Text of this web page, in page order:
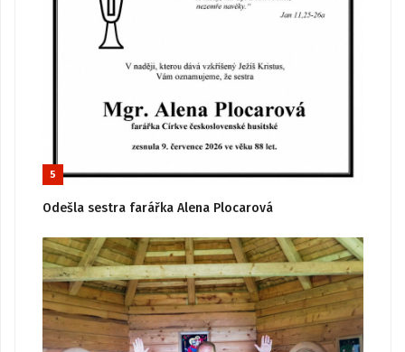
5
Odešla sestra farářka Alena Plocarová